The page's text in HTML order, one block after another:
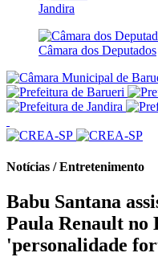
Jandira
Câmara dos Deputados
Notícias / Entretenimento
Babu Santana
Paula Renault no
'personalidade